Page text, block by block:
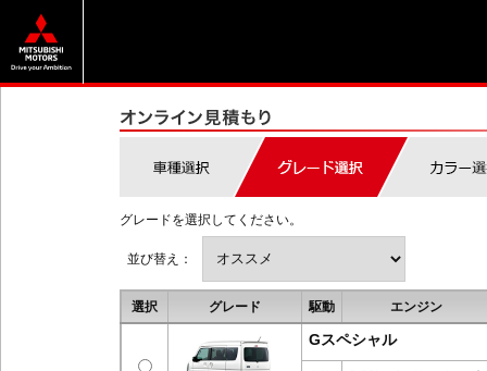
グレードを選択してください。
並び替え：
選択 グレード 駆動 エンジン
Gスペシャル